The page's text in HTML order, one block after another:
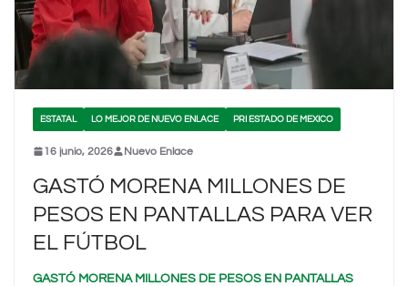
ESTATAL LO MEJOR DE NUEVO ENLACE PRI ESTADO DE MEXICO
16 junio, 2026 Nuevo Enlace
GASTÓ MORENA MILLONES DE
PESOS EN PANTALLAS PARA VER
EL FÚTBOL
GASTÓ MORENA MILLONES DE PESOS EN PANTALLAS